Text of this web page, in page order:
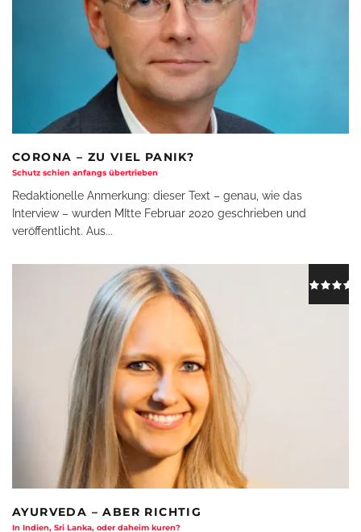
CORONA – ZU VIEL PANIK?
Schutz schien anfangs übertrieben
Redaktionelle Anmerkung: dieser Text – genau, wie das
Interview – wurden MItte Februar 2020 geschrieben und
veröffentlicht. Aus...
AYURVEDA – ABER RICHTIG
In Indien, Sri Lanka, oder daheim kuren?